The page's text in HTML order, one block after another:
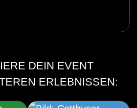
DEIN EVENT
ERLEBNISSEN: